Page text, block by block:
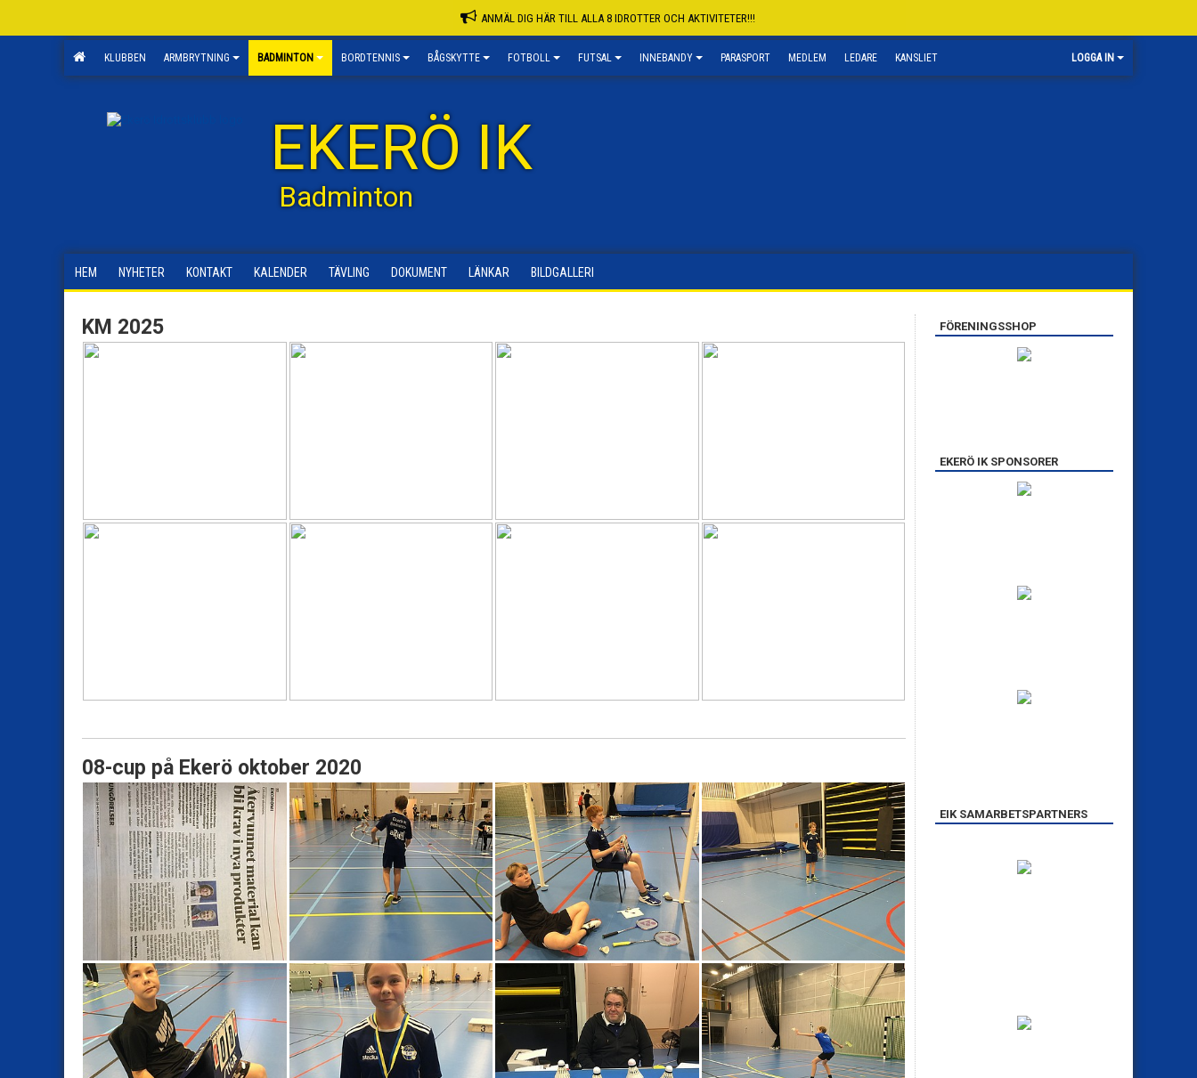
ANMÄL DIG HÄR TILL ALLA 8 IDROTTER OCH AKTIVITETER!!!
KLUBBEN ARMBRYTNING BADMINTON BORDTENNIS BÅGSKYTTE FOTBOLL FUTSAL INNEBANDY PARASPORT MEDLEM LEDARE KANSLIET LOGGA IN
EKERÖ IK
Badminton
HEM NYHETER KONTAKT KALENDER TÄVLING DOKUMENT LÄNKAR BILDGALLERI
KM 2025
08-cup på Ekerö oktober 2020
FÖRENINGSSHOP
EKERÖ IK SPONSORER
EIK SAMARBETSPARTNERS